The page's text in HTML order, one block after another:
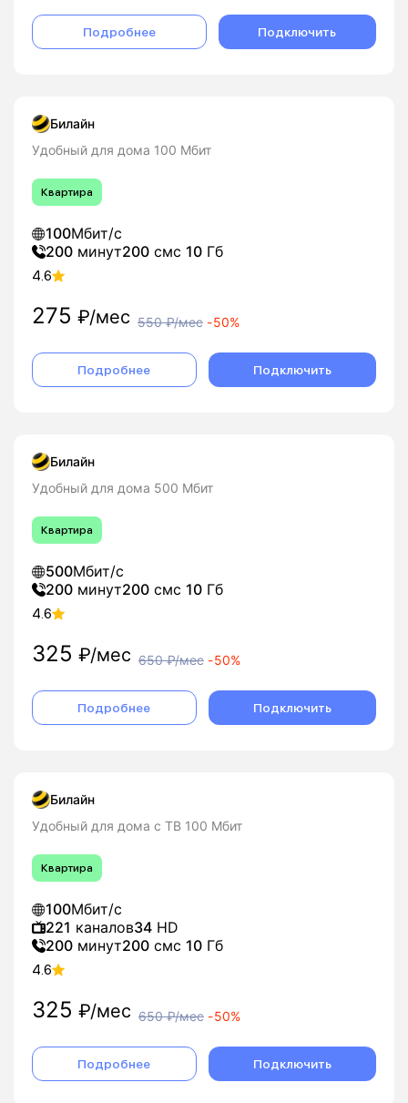
Подробнее Подключить
Билайн
Удобный для дома 100 Мбит
Квартира
100Мбит/с
200 минут200 смс 10 Гб
4.6
275 ₽/мес 550₽/мес -50%
Подробнее Подключить
Билайн
Удобный для дома 500 Мбит
Квартира
500Мбит/с
200 минут200 смс 10 Гб
4.6
325 ₽/мес 650₽/мес -50%
Подробнее Подключить
Билайн
Удобный для дома с ТВ 100 Мбит
Квартира
100Мбит/с
221 каналов34 HD
200 минут200 смс 10 Гб
4.6
325 ₽/мес 650₽/мес -50%
Подробнее Подключить